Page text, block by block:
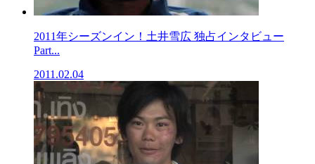
2011年シーズンイン！土井雪広 独占インタビュー
Part...
2011.02.04